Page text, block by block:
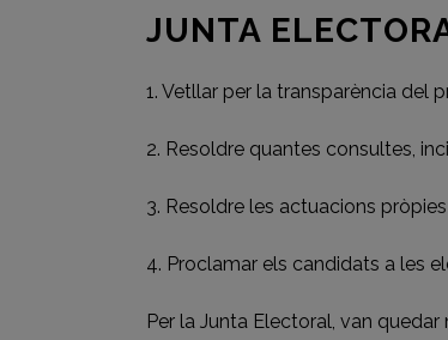
JUNTA
1. Vetllar per la transparència del
2. Resoldre quantes consultes,
3. Resoldre les actuacions
4. Proclamar els candidats a les
Per la Junta Electoral, van